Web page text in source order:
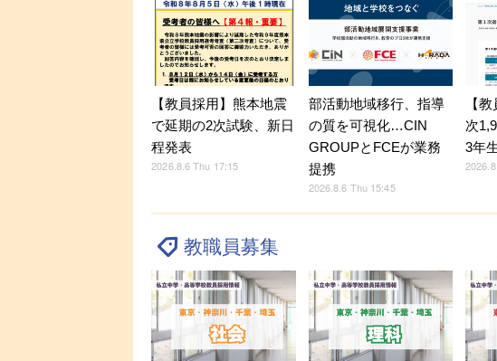
【教員採用】熊本地震
で延期の2次試験、新日
程発表
2026.8.6 Thu 17:15
部活動地域移行、指導
の質を可視化…CIN
GROUPとFCEが業務
提携
2026.8.6 Thu 15:45
【
次
3年
教職員募集